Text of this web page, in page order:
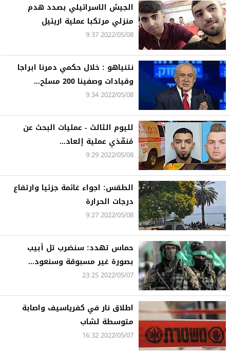
الجيش الاسرائيلي بصدد هدم
منزلي مرتكبا عملية اريئيل
2022/05/08 9:37
نتنياهو : خلال حكمي دمرنا ابراجا
وقيادات وصفينا 200 مسلح...
2022/05/08 9:34
لليوم الثالث - عمليات البحث عن
مُنفّذي عملية إلعاد...
2022/05/08 9:29
الطقس: اجواء غائمة جزئيا وارتفاع
درجات الحرارة
2022/05/08 9:27
حماس تهدد: سنضرب تل أبيب
بصورة غير مسبوقة وسنعود...
2022/05/07 23:25
اطلاق نار في كفرياسيف واصابة
متوسطة لشاب
2022/05/07 16:32